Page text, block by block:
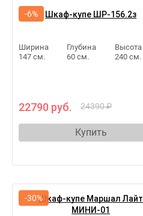
Шкаф-купе ШР-156.2з
Ширина
147 см.
Глубина
60 см.
Высота
240 см.
22790 руб. 24390 ₽
Купить
-6%
Шкаф-купе Маршал Лайт
МИНИ-01
-30%